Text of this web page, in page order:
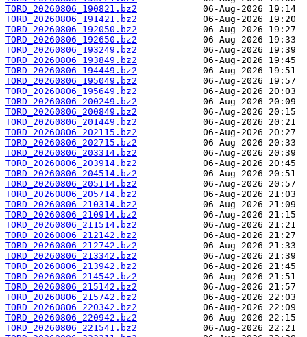
TORD_20260806_190821.bz2
TORD_20260806_191421.bz2
TORD_20260806_192050.bz2
TORD_20260806_192650.bz2
TORD_20260806_193249.bz2
TORD_20260806_193849.bz2
TORD_20260806_194449.bz2
TORD_20260806_195049.bz2
TORD_20260806_195649.bz2
TORD_20260806_200249.bz2
TORD_20260806_200849.bz2
TORD_20260806_201449.bz2
TORD_20260806_202115.bz2
TORD_20260806_202715.bz2
TORD_20260806_203314.bz2
TORD_20260806_203914.bz2
TORD_20260806_204514.bz2
TORD_20260806_205114.bz2
TORD_20260806_205714.bz2
TORD_20260806_210314.bz2
TORD_20260806_210914.bz2
TORD_20260806_211514.bz2
TORD_20260806_212142.bz2
TORD_20260806_212742.bz2
TORD_20260806_213342.bz2
TORD_20260806_213942.bz2
TORD_20260806_214542.bz2
TORD_20260806_215142.bz2
TORD_20260806_215742.bz2
TORD_20260806_220342.bz2
TORD_20260806_220942.bz2
TORD_20260806_221541.bz2